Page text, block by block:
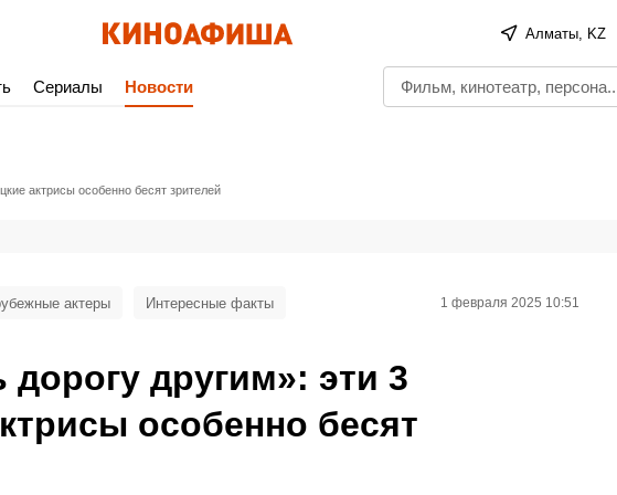
Алматы, KZ
Сериалы Новости
актрисы особенно бесят зрителей
дорогу другим»: эти 3
особенно бесят
актеры Интересные факты 1 февраля 2025 10:51